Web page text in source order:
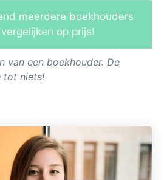
meerdere boekhouders
vergelijken op prijs!
van een boekhouder. De
tot niets!